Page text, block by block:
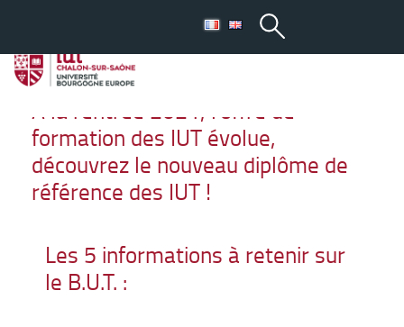
B.U.T : Bachelor
Universitaire de Technologie
À la rentrée 2021, l’offre de
formation des IUT évolue,
découvrez le nouveau diplôme de
référence des IUT !
Les 5 informations à retenir sur
le B.U.T. :